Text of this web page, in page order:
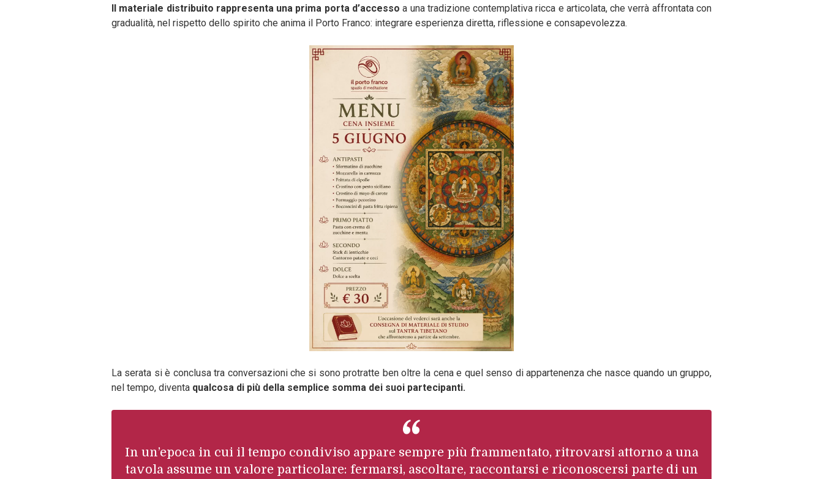
Il materiale distribuito rappresenta una prima porta d’accesso a una tradizione contemplativa ricca e articolata, che verrà affrontata con
gradualità, nel rispetto dello spirito che anima il Porto Franco: integrare esperienza diretta, riflessione e consapevolezza.
La serata si è conclusa tra conversazioni che si sono protratte ben oltre la cena e quel senso di appartenenza che nasce quando un gruppo,
nel tempo, diventa qualcosa di più della semplice somma dei suoi partecipanti.
In un’epoca in cui il tempo condiviso appare sempre più frammentato, ritrovarsi attorno a una
tavola assume un valore particolare: fermarsi, ascoltare, raccontarsi e riconoscersi parte di un